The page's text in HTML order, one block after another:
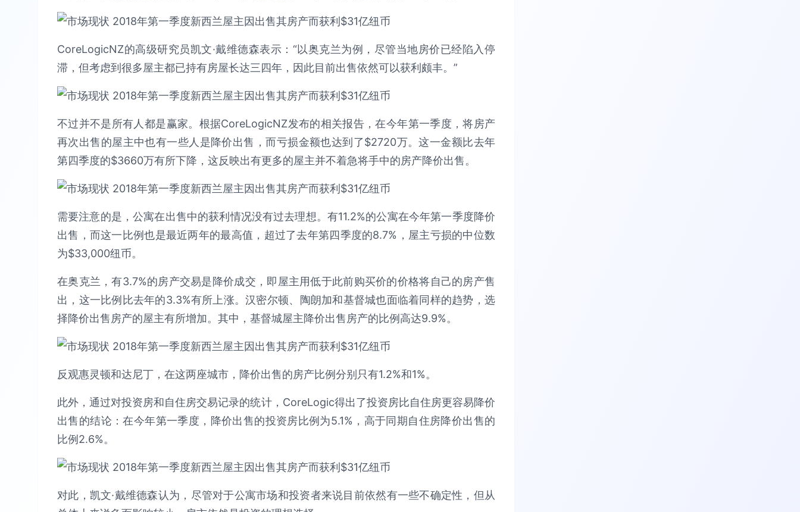
CoreLogicNZ的高级研究员凯文·戴维德森表示：“以奥克兰为例，尽管当地房价已经陷入停
滞，但考虑到很多屋主都已持有房屋长达三四年，因此目前出售依然可以获利颇丰。”
不过并不是所有人都是赢家。根据CoreLogicNZ发布的相关报告，在今年第一季度，将房产
再次出售的屋主中也有一些人是降价出售，而亏损金额也达到了$2720万。这一金额比去年
第四季度的$3660万有所下降，这反映出有更多的屋主并不着急将手中的房产降价出售。
需要注意的是，公寓在出售中的获利情况没有过去理想。有11.2%的公寓在今年第一季度降价
出售，而这一比例也是最近两年的最高值，超过了去年第四季度的8.7%，屋主亏损的中位数
为$33,000纽币。
在奥克兰，有3.7%的房产交易是降价成交，即屋主用低于此前购买价的价格将自己的房产售
出，这一比例比去年的3.3%有所上涨。汉密尔顿、陶朗加和基督城也面临着同样的趋势，选
择降价出售房产的屋主有所增加。其中，基督城屋主降价出售房产的比例高达9.9%。
反观惠灵顿和达尼丁，在这两座城市，降价出售的房产比例分别只有1.2%和1%。
此外，通过对投资房和自住房交易记录的统计，CoreLogic得出了投资房比自住房更容易降价
出售的结论：在今年第一季度，降价出售的投资房比例为5.1%，高于同期自住房降价出售的
比例2.6%。
对此，凯文·戴维德森认为，尽管对于公寓市场和投资者来说目前依然有一些不确定性，但从